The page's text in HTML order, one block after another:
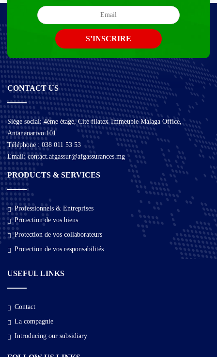
CONTACT US
Siège social: 4ème étage, Cité filatex-Immeuble Malaga Office,
Antananarivo 101
Téléphone : 038 011 53 53
Email: contact.afgassur@afgassurances.mg
PRODUCTS & SERVICES
Professionnels & Entreprises
Protection de vos biens
Protection de vos collaborateurs
Protection de vos responsabilités
USEFUL LINKS
Contact
La compagnie
Introducing our subsidiary